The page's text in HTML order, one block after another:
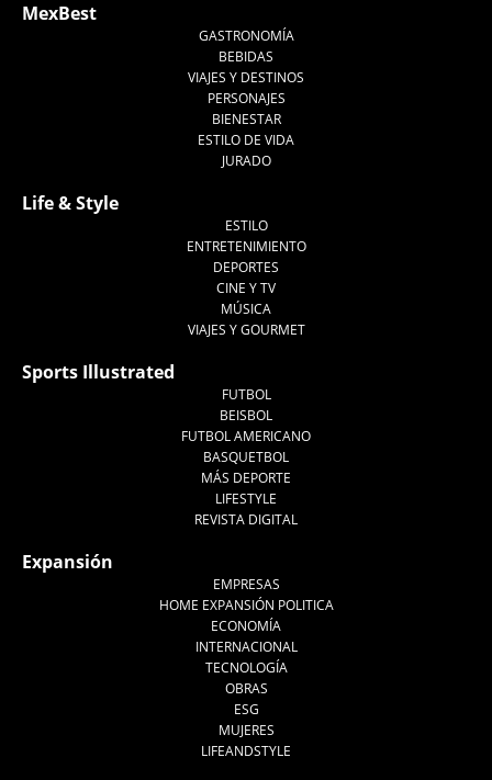
MexBest
GASTRONOMÍA
BEBIDAS
VIAJES Y DESTINOS
PERSONAJES
BIENESTAR
ESTILO DE VIDA
JURADO
Life & Style
ESTILO
ENTRETENIMIENTO
DEPORTES
CINE Y TV
MÚSICA
VIAJES Y GOURMET
Sports Illustrated
FUTBOL
BEISBOL
FUTBOL AMERICANO
BASQUETBOL
MÁS DEPORTE
LIFESTYLE
REVISTA DIGITAL
Expansión
EMPRESAS
HOME EXPANSIÓN POLITICA
ECONOMÍA
INTERNACIONAL
TECNOLOGÍA
OBRAS
ESG
MUJERES
LIFEANDSTYLE